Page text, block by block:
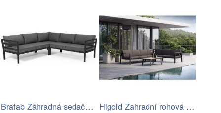
Brafab Záhradná sedačka WELDON - Čierna… Higold Zahradní rohová sestava HIGOLD…